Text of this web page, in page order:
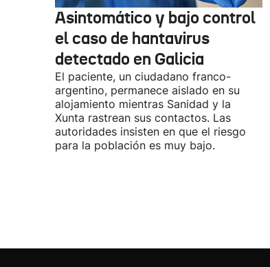
Asintomático y bajo control
el caso de hantavirus
detectado en Galicia
El paciente, un ciudadano franco-
argentino, permanece aislado en su
alojamiento mientras Sanidad y la
Xunta rastrean sus contactos. Las
autoridades insisten en que el riesgo
para la población es muy bajo.